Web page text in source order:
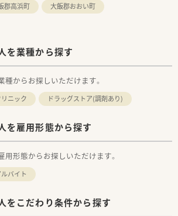
郡高浜町
大飯郡おおい町
を業種から探す
からお探しいただけます。
リニック ドラッグストア(調剤あり)
を雇用形態から探す
形態からお探しいただけます。
ルバイト
をこだわり条件から探す